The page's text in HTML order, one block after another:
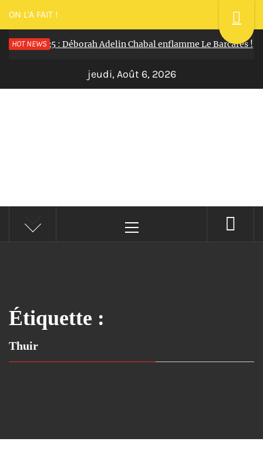
ON L'A FAIT !
HOT NEWS2025 : Déborah Adelin Chabal enflamme Le Barcarès !
jeudi, Août 6, 2026
C'EST TOUT SHOW
Reportages Spectacles Concerts Théâtre Danse
Étiquette :
Thuir